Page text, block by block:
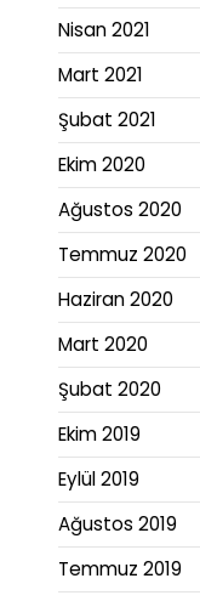
Nisan 2021
Mart 2021
Şubat 2021
Ekim 2020
Ağustos 2020
Temmuz 2020
Haziran 2020
Mart 2020
Şubat 2020
Ekim 2019
Eylül 2019
Ağustos 2019
Temmuz 2019